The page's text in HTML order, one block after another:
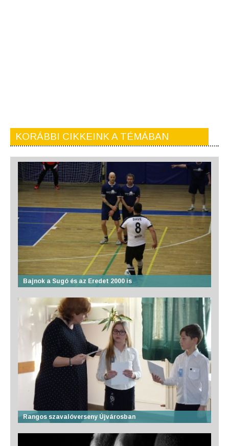
KORÁBBI CIKKEINK A TÉMÁBAN
Bajnok a Sugó és az Eredet 2000 is
Rangos szavalóverseny Újvárosban